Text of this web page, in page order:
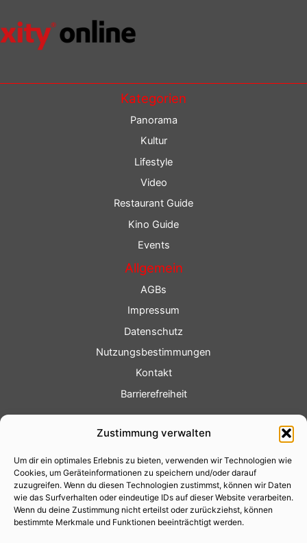
Zustimmung verwalten
Um dir ein optimales Erlebnis zu bieten, verwenden wir Technologien wie
Cookies, um Geräteinformationen zu speichern und/oder darauf
zuzugreifen. Wenn du diesen Technologien zustimmst, können wir Daten
wie das Surfverhalten oder eindeutige IDs auf dieser Website verarbeiten.
Wenn du deine Zustimmung nicht erteilst oder zurückziehst, können
bestimmte Merkmale und Funktionen beeinträchtigt werden.
Kategorien
Panorama
Kultur
Lifestyle
Video
Restaurant Guide
Kino Guide
Events
Allgemein
AGBs
Impressum
Datenschutz
Nutzungsbestimmungen
Kontakt
Barrierefreiheit
Fotoservice
Videoservice
Werbung
Contenterstellung
Lokalnachrichten